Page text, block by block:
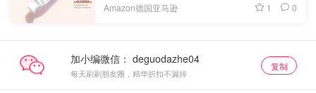
Amazon德国亚马逊 1 0
加小编微信：
每天刷刷朋友圈，精华折扣不漏掉
复制